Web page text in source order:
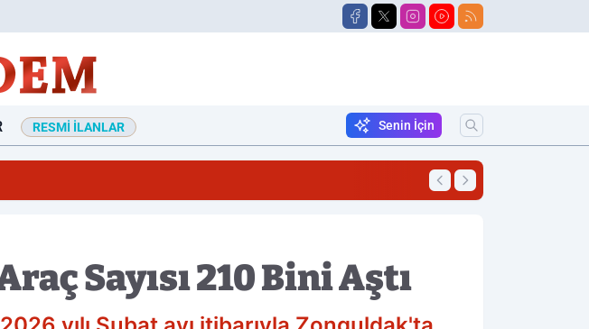
RESMI İLANLAR Senin İçin
23:06 Cipte Korkutan
Sayısı 210 Bini Aştı